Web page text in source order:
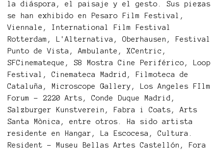
la diáspora, el paisaje y el gesto. Sus piezas
se han exhibido en Pesaro Film Festival,
Viennale, International Film Festival
Rotterdam, L'Alternativa, Oberhausen, Festival
Punto de Vista, Ambulante, XCentric,
SFCinemateque, S8 Mostra Cine Periférico, Loop
Festival, Cinemateca Madrid, Filmoteca de
Cataluña, Microscope Gallery, Los Angeles FIlm
Forum - 2220 Arts, Conde Duque Madrid,
Salzburger Kunstverein, Fabra i Coats, Arts
Santa Mònica, entre otros. Ha sido artista
residente en Hangar, La Escocesa, Cultura.
Resident - Museu Bellas Artes Castellón, Fora